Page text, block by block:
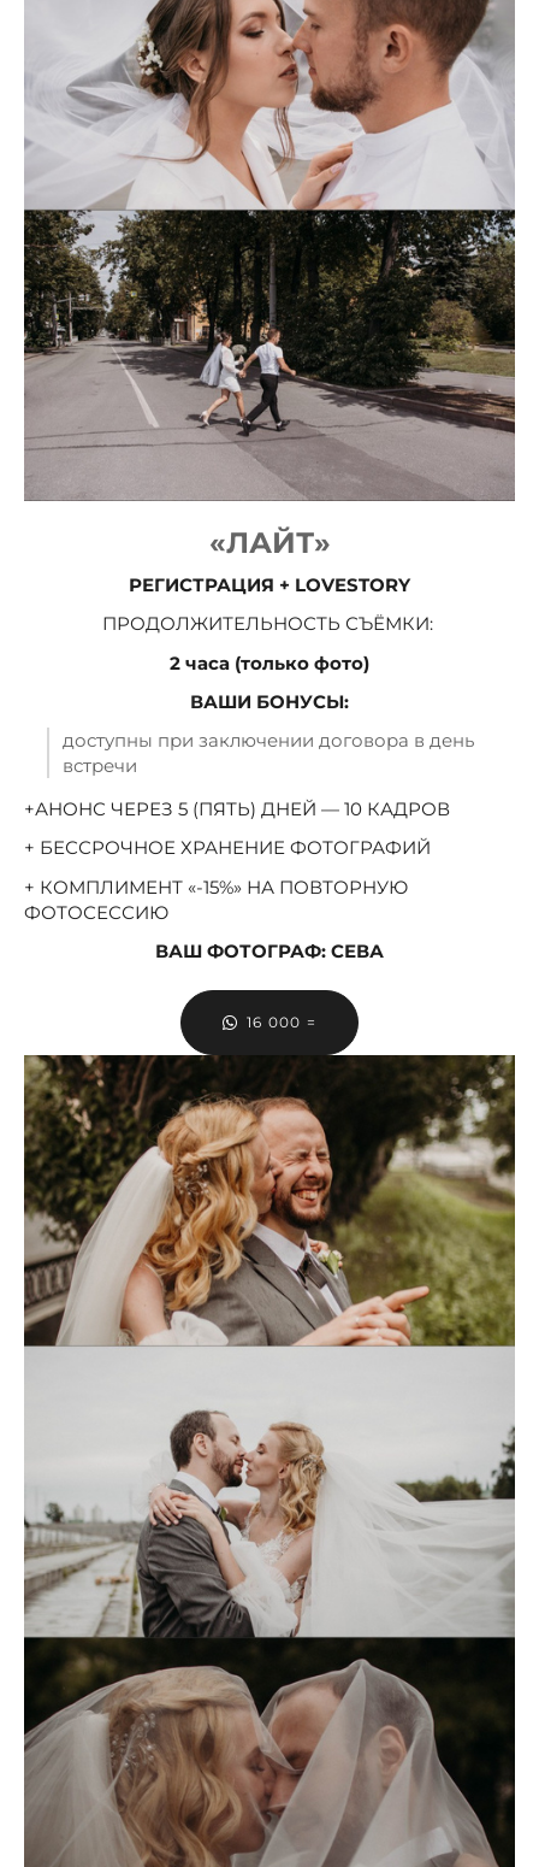
«ЛАЙТ»
РЕГИСТРАЦИЯ + LOVESTORY
ПРОДОЛЖИТЕЛЬНОСТЬ СЪЁМКИ:
2 часа (только фото)
ВАШИ БОНУСЫ:
доступны при заключении договора в день
встречи
+АНОНС ЧЕРЕЗ 5 (ПЯТЬ) ДНЕЙ — 10 КАДРОВ
+ БЕССРОЧНОЕ ХРАНЕНИЕ ФОТОГРАФИЙ
+ КОМПЛИМЕНТ «-15%» НА ПОВТОРНУЮ
ФОТОСЕССИЮ
ВАШ ФОТОГРАФ: СЕВА
16 000 =